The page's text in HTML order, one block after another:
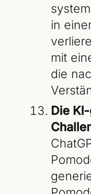
in
mit
die
Die